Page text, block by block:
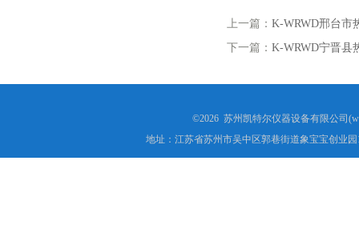
上一篇： K-WRWD邢台市
下一篇： K-WRWD宁晋县
©2026 苏州凯特尔仪器设备有限公司
地址：江苏省苏州市吴中区郭巷街道象宝宝创业